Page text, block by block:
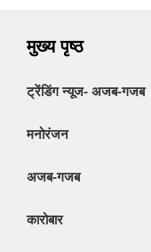
मुख्य पृष्ठ
ट्रेंडिंग न्यूज- अजब-गजब
मनोरंजन
अजब-गजब
कारोबार